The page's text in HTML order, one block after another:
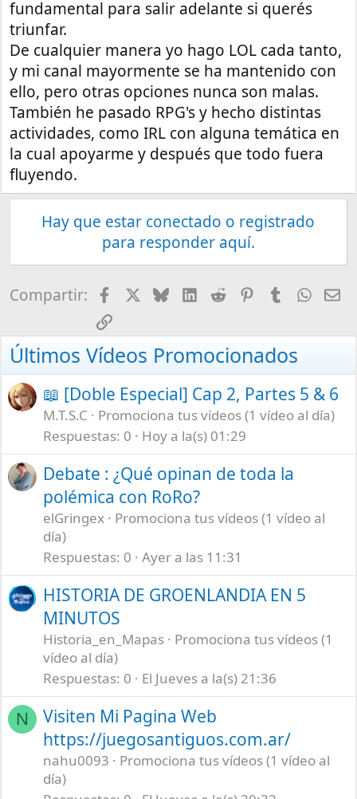
fundamental para salir adelante si querés
triunfar.
De cualquier manera yo hago LOL cada tanto,
y mi canal mayormente se ha mantenido con
ello, pero otras opciones nunca son malas.
También he pasado RPG's y hecho distintas
actividades, como IRL con alguna temática en
la cual apoyarme y después que todo fuera
fluyendo.
Hay que estar conectado o registrado
para responder aquí.
Compartir: FacebookBlueskyLinkedInRedditPinterestTumblr
Enlace
Últimos Vídeos Promocionados
📖 [Doble Especial] Cap 2, Partes 5 & 6
M.T.S.C
Promociona tus vídeos (1 vídeo al día)
Respuestas 0 Hoy a la(s) 01:29
Debate : ¿Qué opinan de toda la
polémica con RoRo?
elGringex
Promociona tus vídeos (1 vídeo al
día)
Respuestas 0 Ayer a las 11:31
HISTORIA DE GROENLANDIA EN 5
MINUTOS
Historia_en_Mapas
Promociona tus vídeos (1
vídeo al día)
Respuestas 0 El Jueves a la(s) 21:36
N
Visiten Mi Pagina Web
https://juegosantiguos.com.ar/
nahu0093
Promociona tus vídeos (1 vídeo al
día)